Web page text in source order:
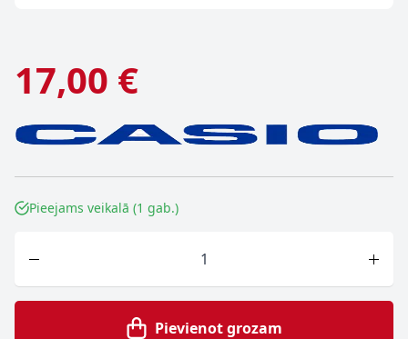
17,00 €
Pieejams veikalā (1 gab.)
Pievienot grozam